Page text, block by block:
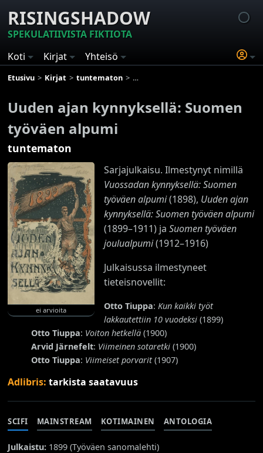
RISINGSHADOW
SPEKULATIIVISTA FIKTIOTA
Koti
Kirjat Yhteisö
Etusivu Kirjat tuntematon Uuden ajan kynnyksellä: Suomen
Uuden ajan kynnyksellä: Suomen
työväen alpumi
tuntematon
ei arvioita
Sarjajulkaisu. Ilmestynyt nimillä
Vuossadan kynnyksellä: Suomen
työväen alpumi(1898), Uuden ajan
kynnyksellä: Suomen työväen alpumi
(1899–1911) ja Suomen työväen
joulualpumi(1912–1916)
Julkaisussa ilmestyneet
tieteisnovellit:
Otto Tiuppa: Kun kaikki työt
lakkautettiin 10 vuodeksi (1899)
Otto Tiuppa: Voiton hetkellä(1900)
Arvid Järnefelt: Viimeinen sotaretki(1900)
Otto Tiuppa: Viimeiset porvarit(1907)
Adlibris:tarkista saatavuus
SCIFI MAINSTREAM KOTIMAINEN ANTOLOGIA
Julkaistu: 1899 (Työväen sanomalehti)